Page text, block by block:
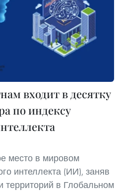
входит в десятку
по индексу
место в мировом
интеллекта (ИИ), заняв
территорий в Глобальном